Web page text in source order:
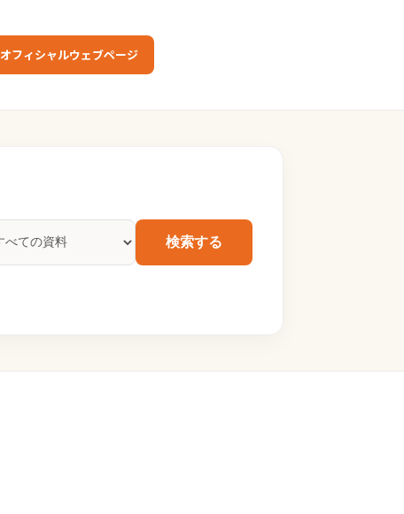
オフィシャルウェブページ
検索する